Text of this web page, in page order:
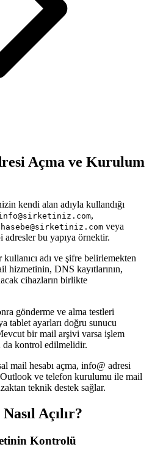
Açma ve Kurulum
kendi alan adıyla kullandığı
,
veya
adresler bu yapıya örnektir.
adı ve şifre belirlemekten
hizmetinin, DNS kayıtlarının,
cihazların birlikte
gönderme ve alma testleri
tablet ayarları doğru sunucu
bir mail arşivi varsa işlem
da kontrol edilmelidir.
mail hesabı açma, info@ adresi
ve telefon kurulumu ile mail
teknik destek sağlar.
Açılır?
Kontrolü